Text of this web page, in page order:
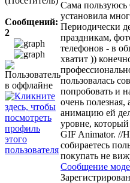
Сообщений:
2
Сама пользуюсь
установила
Периодически
праздникам,
телефонов - в
хватит ))
пользовалась
попробовать и
очень
анимацию ей
уровне, который
GIF Animator. //
собираетесь
покупать не
Сообщение